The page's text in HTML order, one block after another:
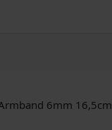
6mm 16,5cm